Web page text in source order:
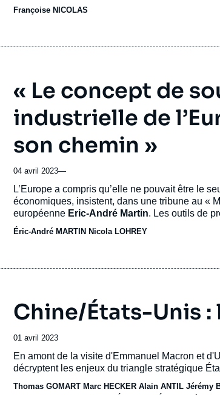
Françoise NICOLAS
« Le concept de
industrielle de
son chemin »
04 avril 2023—
Accroche
L’Europe a compris qu’elle ne pouvait être le
économiques, insistent, dans une tribune au «
européenne Eric-André Martin. Les outils de
Éric-André MARTIN Nicola LOHREY
Chine/États-Unis :
Date
de
publication
01 avril 2023
Accroche
En amont de la visite d'Emmanuel Macron et
décryptent les enjeux du triangle stratégique
Thomas GOMART Marc HECKER Alain ANTIL Jérémy